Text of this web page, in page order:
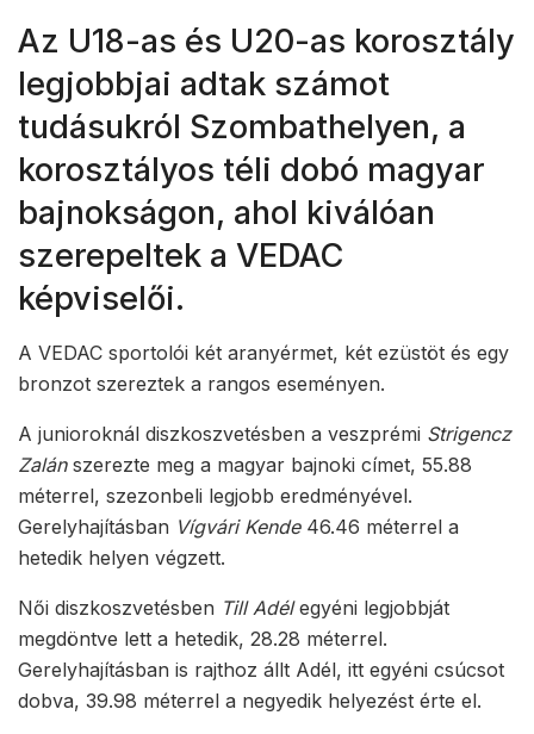
Az U18-as és U20-as korosztály
legjobbjai adtak számot
tudásukról Szombathelyen, a
korosztályos téli dobó magyar
bajnokságon, ahol kiválóan
szerepeltek a VEDAC
képviselői.
A VEDAC sportolói két aranyérmet, két ezüstöt és egy
bronzot szereztek a rangos eseményen.
A junioroknál diszkoszvetésben a veszprémi Strigencz
Zalánszerezte meg a magyar bajnoki címet, 55.88
méterrel, szezonbeli legjobb eredményével.
Gerelyhajításban Vígvári Kende46.46 méterrel a
hetedik helyen végzett.
Női diszkoszvetésben Till Adélegyéni legjobbját
megdöntve lett a hetedik, 28.28 méterrel.
Gerelyhajításban is rajthoz állt Adél, itt egyéni csúcsot
dobva, 39.98 méterrel a negyedik helyezést érte el.